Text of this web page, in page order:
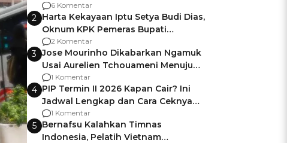
Gagalnya Negara Jamin Keamanan
6 Komentar
2 Harta Kekayaan Iptu Setya Budi Dias,
Oknum KPK Pemeras Bupati
Pemalang
2 Komentar
3 Jose Mourinho Dikabarkan Ngamuk
Usai Aurelien Tchouameni Menuju
Manchester United
1 Komentar
4 PIP Termin II 2026 Kapan Cair? Ini
Jadwal Lengkap dan Cara Ceknya
agar Dana Tidak Hangus!
1 Komentar
5 Bernafsu Kalahkan Timnas
Indonesia, Pelatih Vietnam